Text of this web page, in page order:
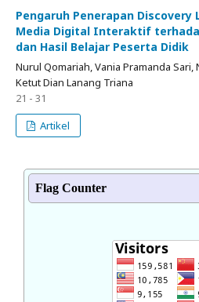
Pengaruh Penerapan
Media Digital Interaktif
dan Hasil Belajar Peserta Didik
Nurul Qomariah, Vania Pramanda Sari,
Ketut Dian Lanang Triana
21 - 31
Artikel
Flag Counter